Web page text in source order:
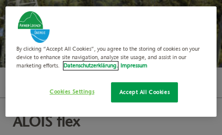
Dynamischer Stromtarif
ALOIS flex
By clicking “Accept All Cookies”, you agree to the storing of cookies on your
device to enhance site navigation, analyze site usage, and assist in our
marketing efforts.
Datenschutzerklärung. Impressum
Cookies Settings Accept All Cookies